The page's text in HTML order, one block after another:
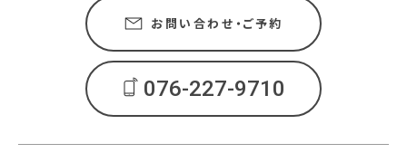
お問い合わせ・ご予約
076-227-9710